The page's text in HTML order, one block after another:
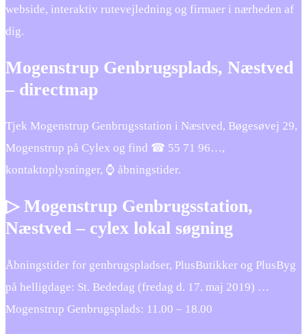
webside, interaktiv rutevejledning og firmaer i nærheden af
dig.
Mogenstrup Genbrugsplads, Næstved
– directmap
Tjek Mogenstrup Genbrugsstation i Næstved, Bøgesøvej 29,
Mogenstrup på Cylex og find ☎ 55 71 96…,
kontaktoplysninger, ⌚ åbningstider.
▷ Mogenstrup Genbrugsstation,
Næstved – cylex lokal søgning
Åbningstider for genbrugspladser, PlusButikker og PlusByg
på helligdage: St. Bededag (fredag d. 17. maj 2019) …
Mogenstrup Genbrugsplads: 11.00 – 18.00